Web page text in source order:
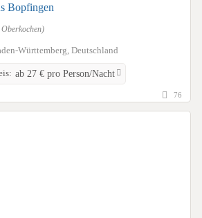
Bopfingen
Württemberg, Deutschland
ab 27 € pro Person/Nacht
76